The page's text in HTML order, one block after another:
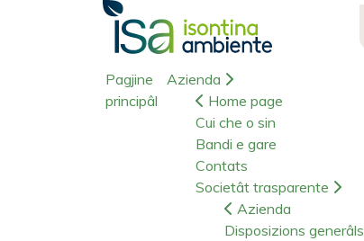
Pagjine
principâl
Azienda
Home page
Cui che o sin
Bandi e gare
Contats
Societât trasparente
Azienda
Disposizions generâls